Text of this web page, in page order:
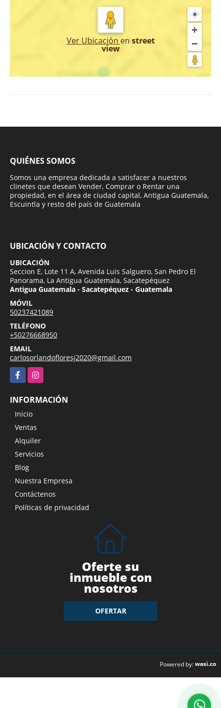
Ver Ubicación en street
view
QUIÉNES SOMOS
Somos una empresa dedicada a satisfacer a nuestros
clinetes que desean Vender, Comprar o Rentar una
propiedad, en el área de ciudad capital, Antigua Guatemala,
Escuintla y resto del país de Guatemala
UBICACIÓN Y CONTACTO
UBICACIÓN
Seccion E, Lote 11 A, Avenida Luis Salguero, San Pedro El
Panorama, La Antigua Guatemala, Sacatepéquez
Antigua Guatemala - Sacatepéquez - Guatemala
MÓVIL
50237421089
TELÉFONO
+50276668950
EMAIL
carlosorlandofloresj2020@gmail.com
FacebookInstagram
INFORMACIÓN
Inicio
Ventas
Alquiler
Servicios
Blog
Nuestra Empresa
Contáctenos
Políticas de privacidad
Oferte su
inmueble con
nosotros
OFERTAR
Powered by:wasi.co